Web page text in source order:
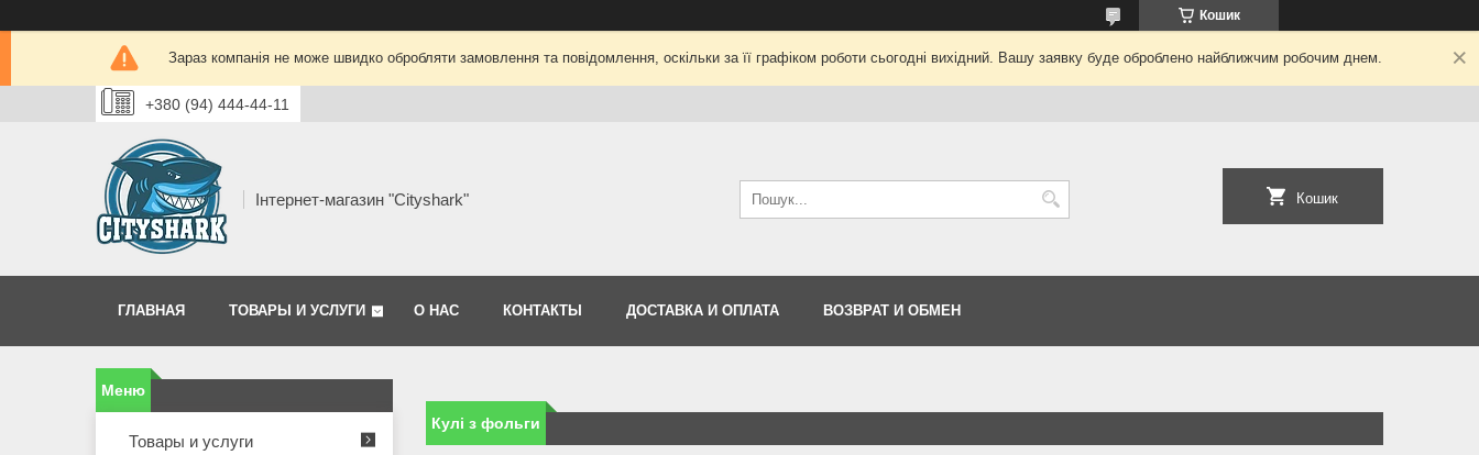
Кошик
Зараз компанія не може швидко обробляти замовлення та повідомлення, оскільки за її графіком роботи сьогодні вихідний. Вашу заявку буде оброблено найближчим робочим днем.
+380 (94) 444-44-11
Інтернет-магазин "Сityshark" Кошик
ГЛАВНАЯ ТОВАРЫ И УСЛУГИ О НАС КОНТАКТЫ ДОСТАВКА И ОПЛАТА ВОЗВРАТ И ОБМЕН
Кулі з фольги
Товары и услуги